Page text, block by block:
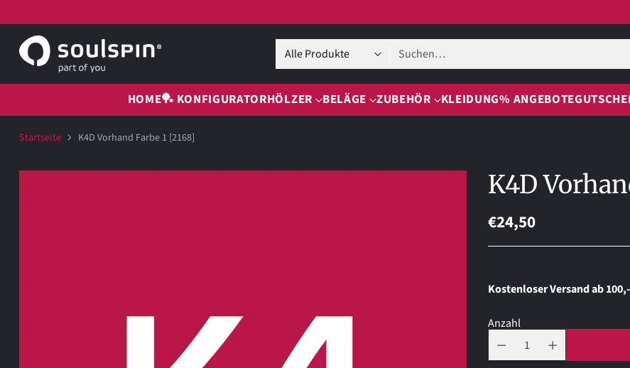
Suchen…
HOME🏓 KONFIGURATORHÖLZER BELÄGE ZUBEHÖR KLEIDUNG% ANGEBOTE
Startseite K4D Vorhand Farbe 1 [2168]
K4D
Normaler
€24,50
Kostenloser Versand ab
Anzahl